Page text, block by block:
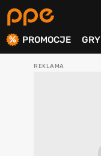
PROMOCJE GRY